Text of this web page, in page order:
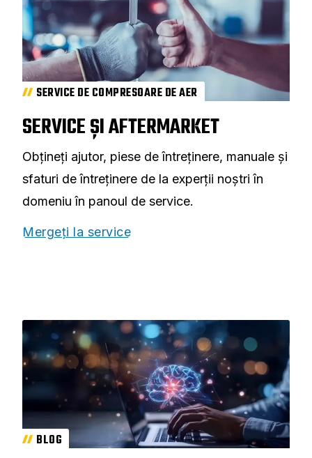
SERVICE DE COMPRESOARE DE AER
SERVICE ȘI AFTERMARKET
Obțineți ajutor, piese de întreținere, manuale și
sfaturi de întreținere de la experții noștri în
domeniu în panoul de service.
Mergeți la service
BLOG